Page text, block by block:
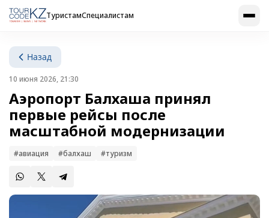
ТуристамСпециалистам
Назад
10 июня 2026, 21:30
Аэропорт Балхаша принял
первые рейсы после
масштабной модернизации
#авиация #балхаш #туризм